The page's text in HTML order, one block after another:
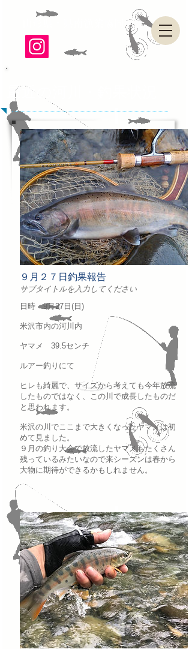
山形県・県南漁業協同組合
​最近の河川・釣果状況
９月２７日釣果報告
サブタイトルを入力してください
日時 9月27日(日)
​米沢市内の河川内
ヤマメ 39.5センチ
ルアー釣りにて
ヒレも綺麗で、サイズから考えても今年放流
したものではなく、この川で成長したものだ
と思われます。
米沢の川でここまで大きくなったヤマメは初
めて見ました。
９月の釣り大会で放流したヤマメもたくさん
残っているみたいなので来シーズンは春から
大物に期待ができるかもしれません。